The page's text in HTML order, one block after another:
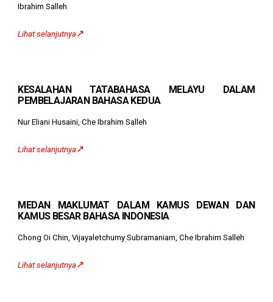
Ibrahim Salleh
Lihat selanjutnya↗️
KESALAHAN TATABAHASA MELAYU DALAM
PEMBELAJARAN BAHASA KEDUA
Nur Eliani Husaini, Che Ibrahim Salleh
Lihat selanjutnya↗️
MEDAN MAKLUMAT DALAM KAMUS DEWAN DAN
KAMUS BESAR BAHASA INDONESIA
Chong Oi Chin, Vijayaletchumy Subramaniam, Che Ibrahim Salleh
Lihat selanjutnya↗️